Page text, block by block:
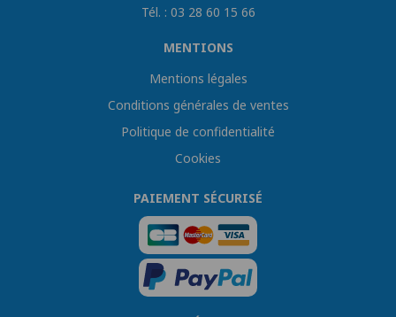
Tél. : 03 28 60 15 66
MENTIONS
Mentions légales
Conditions générales de ventes
Politique de confidentialité
Cookies
PAIEMENT SÉCURISÉ